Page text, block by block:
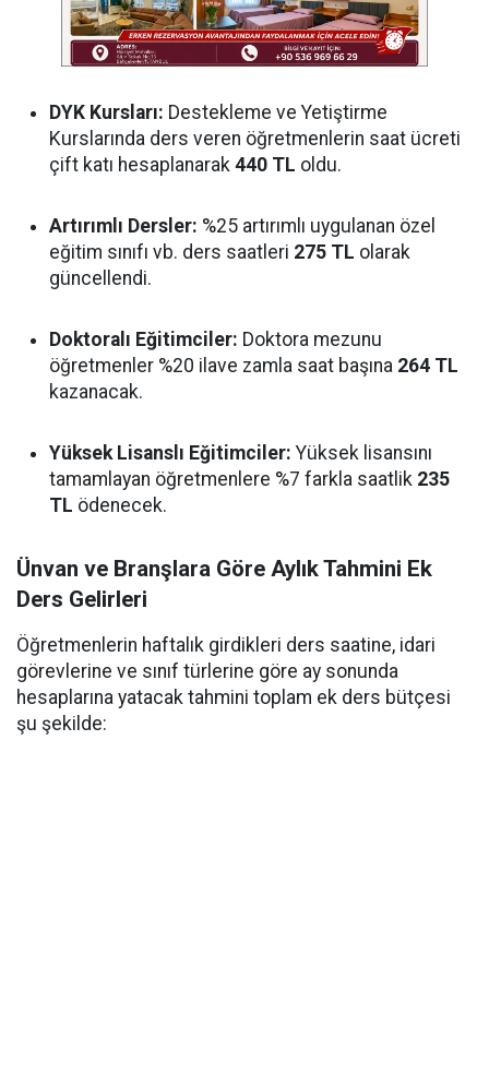
DYK Kursları: Destekleme ve Yetiştirme
Kurslarında ders veren öğretmenlerin saat ücreti
çift katı hesaplanarak 440 TL oldu.
Artırımlı Dersler: %25 artırımlı uygulanan özel
eğitim sınıfı vb. ders saatleri 275 TL olarak
güncellendi.
Doktoralı Eğitimciler: Doktora mezunu
öğretmenler %20 ilave zamla saat başına 264 TL
kazanacak.
Yüksek Lisanslı Eğitimciler: Yüksek lisansını
tamamlayan öğretmenlere %7 farkla saatlik 235
TL ödenecek.
Ünvan ve Branşlara Göre Aylık Tahmini Ek
Ders Gelirleri
Öğretmenlerin haftalık girdikleri ders saatine, idari
görevlerine ve sınıf türlerine göre ay sonunda
hesaplarına yatacak tahmini toplam ek ders bütçesi
şu şekilde: